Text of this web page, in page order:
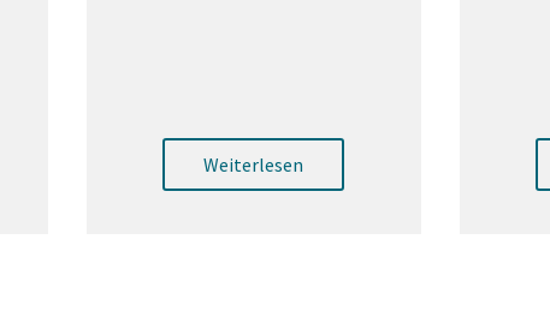
Weiterlesen